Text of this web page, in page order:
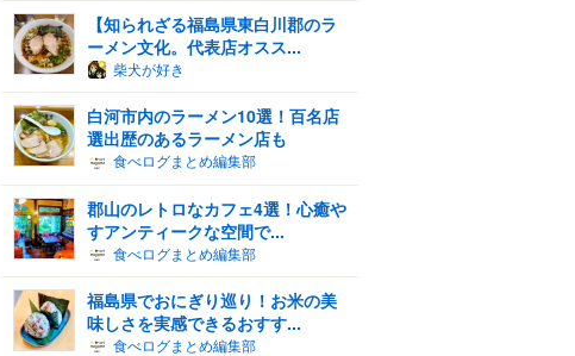
【知られざる福島県東白川郡のラ
ーメン文化。代表店オスス...
柴犬が好き
白河市内のラーメン10選！百名店
選出歴のあるラーメン店も
食べログまとめ編集部
郡山のレトロなカフェ4選！心癒や
すアンティークな空間で...
食べログまとめ編集部
福島県でおにぎり巡り！お米の美
味しさを実感できるおすす...
食べログまとめ編集部